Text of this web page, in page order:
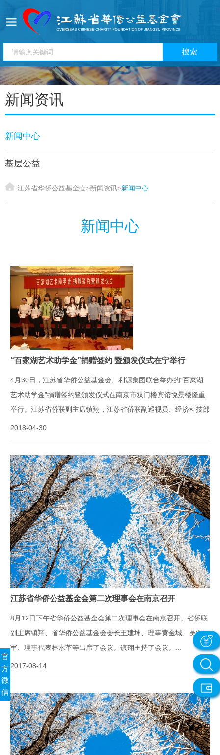
新闻资讯
新闻中心
基层公益
江苏省华侨公益基金会>新闻资讯>新闻中心
新闻中心
“百家湖艺术助学金”捐赠签约 暨颁发仪式在宁举行
4月30日，江苏省华侨公益基金会、利源集团联合举办的“百家湖
艺术助学金”捐赠签约暨颁发仪式在南京市双门楼宾馆悦景楼隆重
举行。江苏省侨联副主席镇翔，江苏省侨联副巡视员、经济科技部
部长李正新，南京利源集团、百家湖国际文化投资集团董事长严陆
根，南京大...
2018-04-30
江苏省华侨公益基金会第二次理事会在南京召开
8月12日下午省华侨公益基金会第二次理事会在南京召开。省侨联
副主席镇翔、省华侨公益基金会会长王建坤、理事黄金城、吴亚
军、理事代表林永革等出席了会议。镇翔主持了会议。...
2017-08-14
官
方
微
信